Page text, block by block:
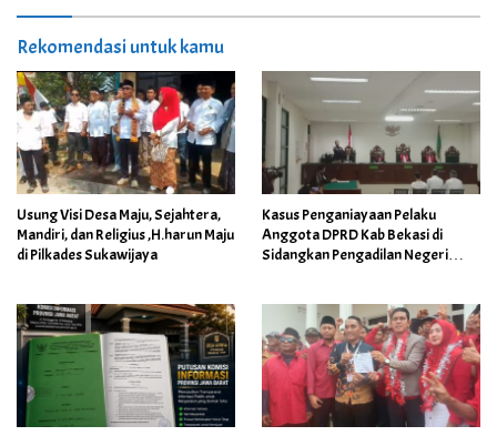
Rekomendasi untuk kamu
Usung Visi Desa Maju, Sejahtera,
Mandiri, dan Religius ,H.harun Maju
di Pilkades Sukawijaya
Kasus Penganiayaan Pelaku
Anggota DPRD Kab Bekasi di
Sidangkan Pengadilan Negeri